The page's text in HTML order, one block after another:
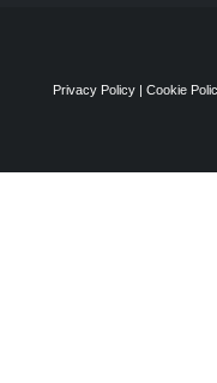
Privacy Policy| Cookie